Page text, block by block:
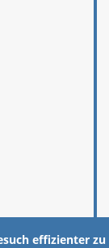
effizienter zu